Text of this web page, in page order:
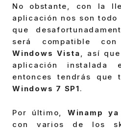
No obstante, con la
aplicación nos son todo
que
será compatible con
Windows Vista , así
aplicación instalada
entonces tendrás que
Windows 7 SP1.
Por último, Winamp
con varios de los